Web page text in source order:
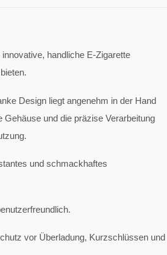
handliche E-Zigarette
Design liegt angenehm in der Hand
und die präzise Verarbeitung
und schmackhaftes
vor Überladung, Kurzschlüssen und